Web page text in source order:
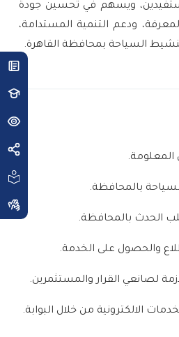
ويسهم في تحسين جودة
ودعم التنمية المستدامة،
السياحة بمحافظة القاهرة.
بالمحافظة.
الحدث بالمحافظة.
والحصول على الخدمة.
لصانعي القرار والمستثمرين.
الالكترونية من خلال البوابة.